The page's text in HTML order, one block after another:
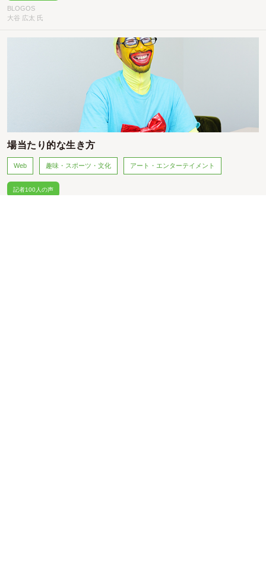
BLOGOS
大谷 広太 氏
場当たり的な生き方
Web 趣味・スポーツ・文化 アート・エンターテイメント
記者100人の声